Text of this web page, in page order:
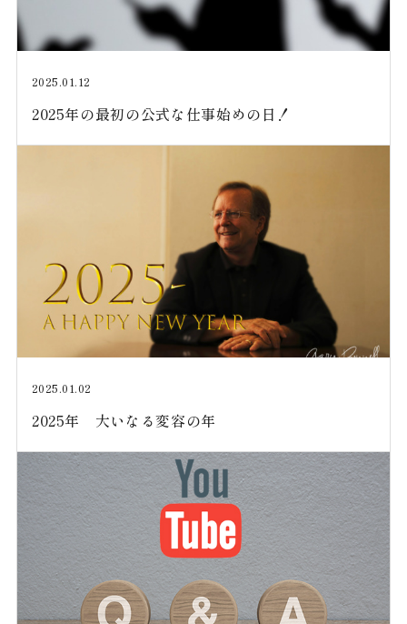
2025.01.12
2025年の最初の公式な仕事始めの日！
2025.01.02
2025年 大いなる変容の年